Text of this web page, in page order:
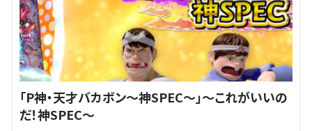
｢P神・天才バカボン～神SPEC～」～これがいいの
だ！神SPEC～